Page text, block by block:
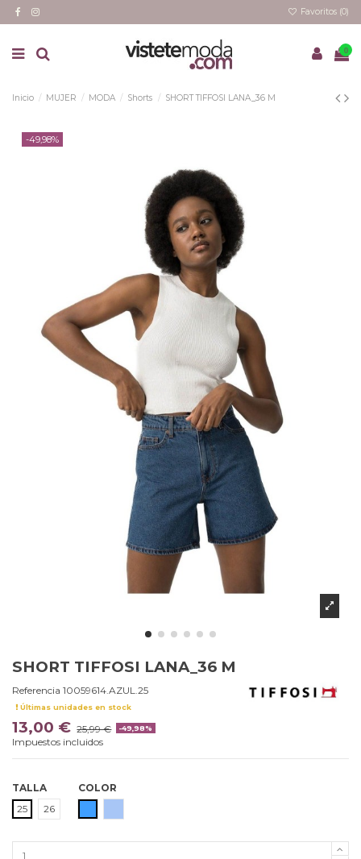
Favoritos (0)
0
Inicio MUJER MODA Shorts SHORT TIFFOSI LANA_36 M
-49,98%
SHORT TIFFOSI LANA_36 M
Referencia 10059614.AZUL.25
Últimas unidades en stock
13,00 € 25,99 € -49,98%
Impuestos incluidos
TALLA
25
26
COLOR